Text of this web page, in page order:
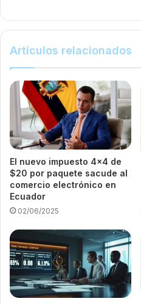
Artículos relacionados
El nuevo impuesto 4×4 de
$20 por paquete sacude al
comercio electrónico en
Ecuador
02/06/2025